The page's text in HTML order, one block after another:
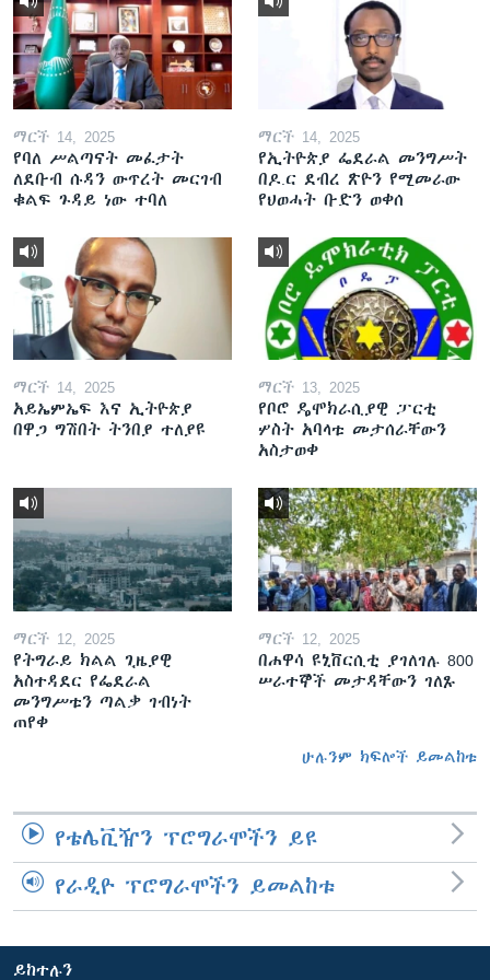
ማርች 14, 2025
የባለ ሥልጣናት መፈታት
ለደቡብ ሱዳን ውጥረት መርገብ
ቁልፍ ጉዳይ ነው ተባለ
ማርች 14, 2025
የኢትዮጵያ ፌደራል መንግሥት
በዶ.ር ደብረ ጽዮን የሚመራው
የህወሓት ቡድን ወቀሰ
ማርች 14, 2025
አይኤምኤፍ እና ኢትዮጵያ
በዋጋ ግሽበት ትንበያ ተለያዩ
ማርች 13, 2025
የቦሮ ዴሞክራሲያዊ ፓርቲ
ሦስት አባላቱ መታሰራቸውን
አስታወቀ
ማርች 12, 2025
የትግራይ ክልል ጊዜያዊ
አስተዳደር የፌደራል
መንግሥቱን ጣልቃ ገብነት
ጠየቀ
ማርች 12, 2025
በሐዋሳ ዩኒቨርሲቲ ያገለገሉ 800
ሠራተኞች መታዳቸውን ገለጹ
ሁሉንም ክፍሎች ይመልከቱ
የቴሌቪዥን ፕሮግራሞችን ይዩ
የራዲዮ ፕሮግራሞችን ይመልከቱ
ይከተሉን